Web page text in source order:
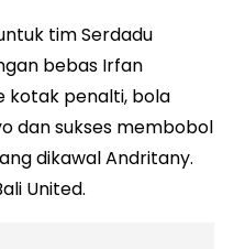
tim Serdadu
bebas Irfan
kotak penalti, bola
dan sukses membobol
dikawal Andritany.
United.